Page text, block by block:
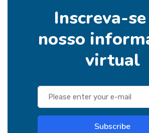
Inscreva-
nosso
virtual
Subscribe